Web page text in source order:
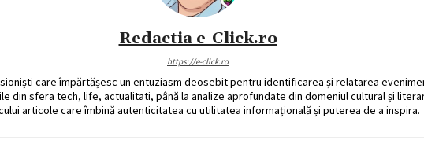
Redactia e-Click.ro
https://e-click.ro
care împărtășesc un entuziasm deosebit pentru identificarea și relatarea
din sfera tech, life, actualitati, până la analize aprofundate din domeniul cultural și
articole care îmbină autenticitatea cu utilitatea informațională și puterea de a inspira.